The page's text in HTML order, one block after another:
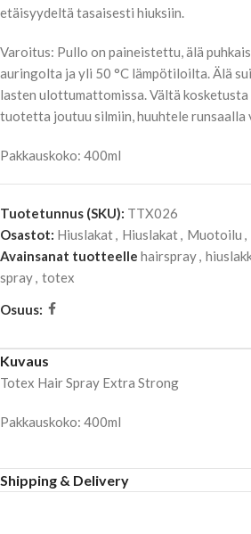
etäisyydeltä tasaisesti hiuksiin.
Varoitus: Pullo on paineistettu, älä
auringolta ja yli 50 °C lämpötiloilta. Älä
lasten ulottumattomissa. Vältä kosketusta
tuotetta joutuu silmiin, huuhtele runsaalla
Pakkauskoko: 400ml
Tuotetunnus (SKU): TTX026
Osastot: Hiuslakat, Hiuslakat, Muotoilu ,
Avainsanat tuotteelle hairspray,
spray, totex
Osuus:
Kuvaus
Totex Hair Spray Extra Strong
Pakkauskoko: 400ml
Shipping & Delivery